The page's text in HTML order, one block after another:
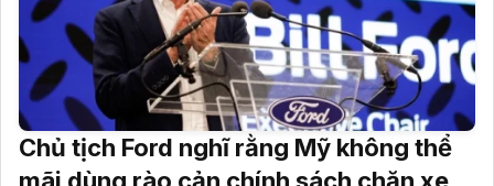
Chủ tịch Ford nghĩ rằng Mỹ không thể
mãi dùng rào cản chính sách chặn xe